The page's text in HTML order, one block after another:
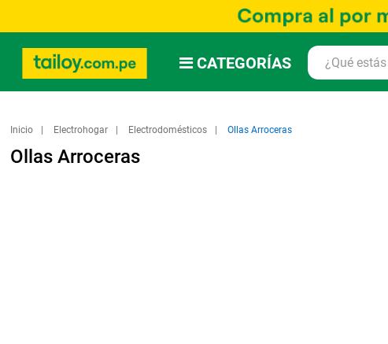
CATEGORÍAS
Inicio Electrohogar Electrodomésticos Ollas Arroceras
Ollas Arroceras